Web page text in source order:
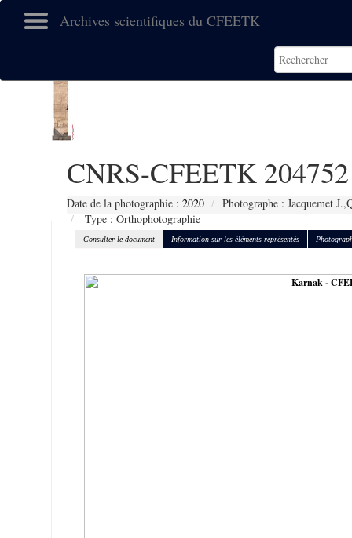
Archives scientifiques du CFEETK
CNRS-CFEETK 204752
Date de la photographie : 2020
Photographe : Jacquemet
Type : Orthophotographie
Consulter le document Information sur les éléments représentés